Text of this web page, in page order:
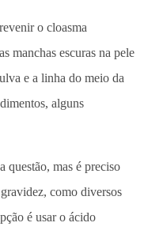
o cloasma
manchas escuras na pele
e a linha do meio da
alguns
questão, mas é preciso
como diversos
é usar o ácido